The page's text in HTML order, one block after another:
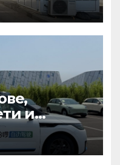
и
имат
подкрепа